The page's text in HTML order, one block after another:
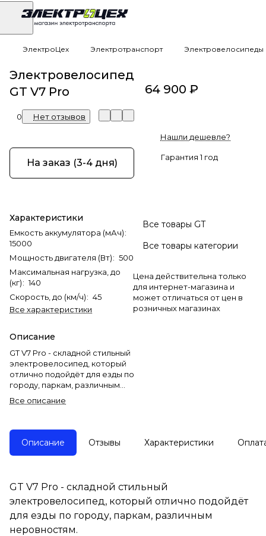
ЭлектроЦех Электротранспорт Электровелосипеды
Электровелосипед
GT V7 Pro
0 Нет отзывов
На заказ (3-4 дня)
Характеристики
Емкость аккумулятора (мАч):
15000
Мощность двигателя (Вт): 500
Максимальная нагрузка, до
(кг): 140
Скорость, до (км/ч): 45
Все характеристики
Описание
GT V7 Pro - складной стильный
электровелосипед, который
отлично подойдёт для езды по
городу, паркам, различным
заднее мягкое сиденье,
дополнительная передняя
шины и не только.
Все описание
64 900 ₽
Нашли дешевле?
Гарантия 1 год
Все товары GT
Все товары категории
Цена действительна только
для интернет-магазина и
может отличаться от цен в
розничных магазинах
Описание Отзывы Характеристики
GT V7 Pro - складной стильный
электровелосипед, который отлично подойдёт
для езды по городу, паркам, различным
неровностям.